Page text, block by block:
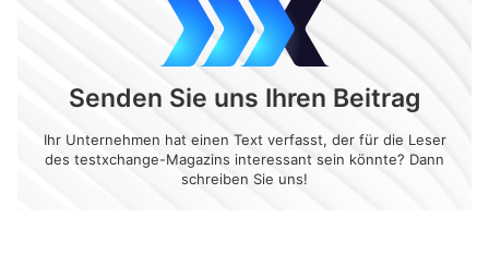
Senden Sie uns Ihren Beitrag
Ihr Unternehmen hat einen Text verfasst, der für die Leser
des testxchange-Magazins interessant sein könnte? Dann
schreiben Sie uns!